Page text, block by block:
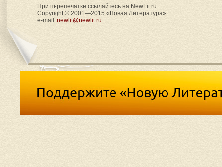
При перепечатке ссылайтесь на NewLit.ru
Copyright © 2001—2015 «Новая Литература»
e-mail: newlit@newlit.ru